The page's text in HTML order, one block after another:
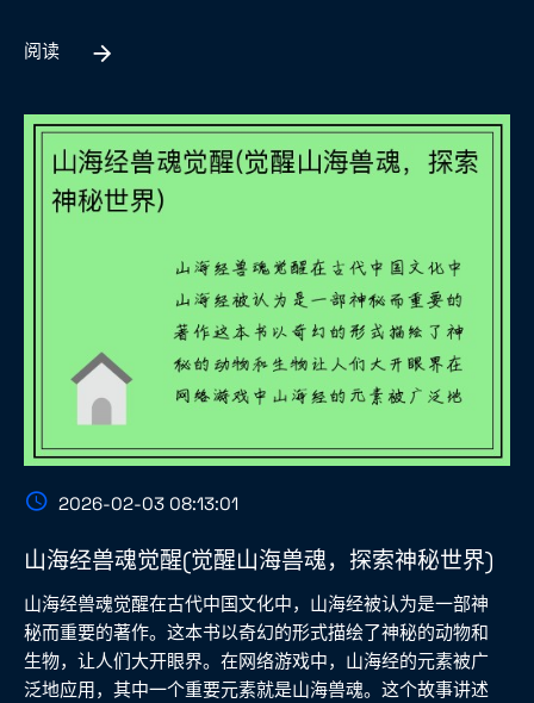
阅读
2026-02-03 08:13:01
山海经兽魂觉醒(觉醒山海兽魂，探索神秘世界)
山海经兽魂觉醒在古代中国文化中，山海经被认为是一部神
秘而重要的著作。这本书以奇幻的形式描绘了神秘的动物和
生物，让人们大开眼界。在网络游戏中，山海经的元素被广
泛地应用，其中一个重要元素就是山海兽魂。这个故事讲述